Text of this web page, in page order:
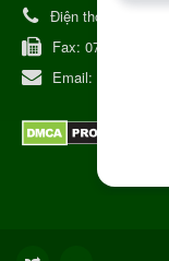
Điện thoại:
Fax: 070-9178-7979
Email: